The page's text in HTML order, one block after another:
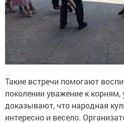
Такие встречи помогают
поколении уважение к
доказывают, что народная
интересно и весело.